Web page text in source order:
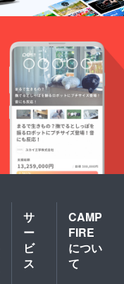
サ
ー
ビ
ス
CAMP
FIRE
につい
て